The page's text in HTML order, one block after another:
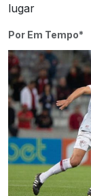
lugar
Por Em Tempo*